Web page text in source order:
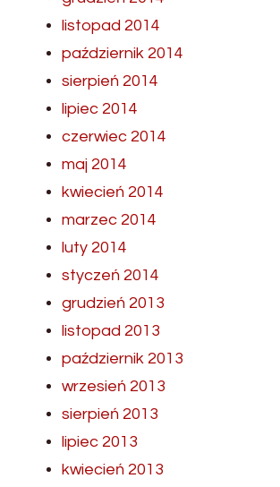
listopad 2014
październik 2014
sierpień 2014
lipiec 2014
czerwiec 2014
maj 2014
kwiecień 2014
marzec 2014
luty 2014
styczeń 2014
grudzień 2013
listopad 2013
październik 2013
wrzesień 2013
sierpień 2013
lipiec 2013
kwiecień 2013